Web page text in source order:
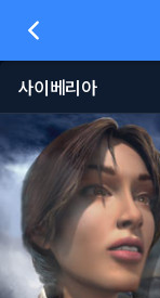
사이베리아